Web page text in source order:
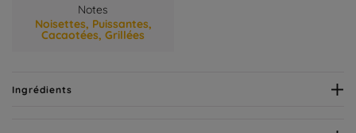
Notes
Noisettes, Puissantes,
Cacaotées, Grillées
Ingrédients